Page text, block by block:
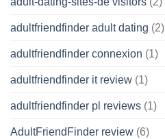
adultfriendfinder adult dating (2)
adultfriendfinder connexion (1)
adultfriendfinder it review (1)
adultfriendfinder pl reviews (1)
AdultFriendFinder review (6)